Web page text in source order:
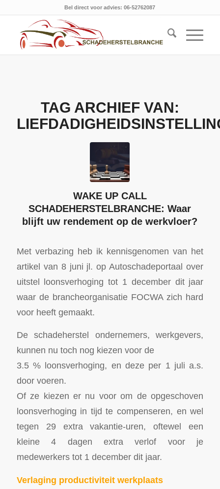
Bel direct voor advies: 06-52762087
TAG ARCHIEF VAN:
WAKE UP CALL
SCHADEHERSTELBRANCHE: Waar
blijft uw rendement op de werkvloer?
Met verbazing heb ik kennisgenomen van het
artikel van 8 juni jl. op Autoschadeportaal over
uitstel loonsverhoging tot 1 december dit jaar
waar de brancheorganisatie FOCWA zich hard
voor heeft gemaakt.
De schadeherstel ondernemers, werkgevers,
kunnen nu toch nog kiezen voor de
3.5 % loonsverhoging, en deze per 1 juli a.s.
door voeren.
Of ze kiezen er nu voor om de opgeschoven
loonsverhoging in tijd te compenseren, en wel
tegen 29 extra vakantie-uren, oftewel een
kleine 4 dagen extra verlof voor je
medewerkers tot 1 december dit jaar.
Verlaging productiviteit werkplaats